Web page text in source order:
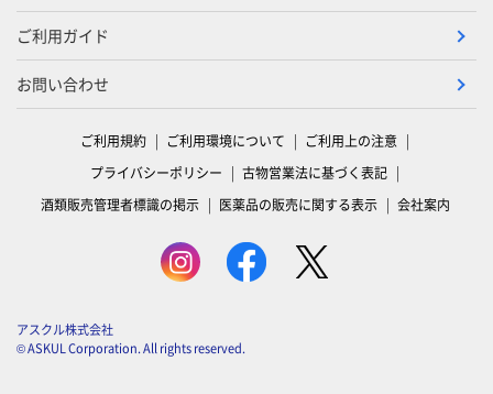
ご利用ガイド
お問い合わせ
ご利用規約 ご利用環境について
ご利用上の注意
プライバシーポリシー
古物営業法に基づく表記
酒類販売管理者標識の掲示
医薬品の販売に関する表示 会社案内
アスクル株式会社
© ASKUL Corporation. All rights reserved.